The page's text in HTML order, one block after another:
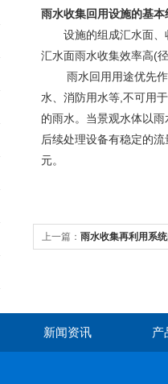
雨水收集回用设施的基本
设施的组成汇水面、收
汇水面雨水收集效率高(
雨水回用用途优先作
水、消防用水等,不可用
的雨水。当景观水体以
后续处理设备有稳定的
元。
上一篇： 雨水收集再利用系
新闻资讯 产